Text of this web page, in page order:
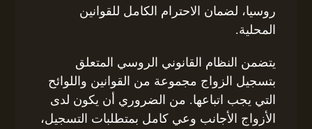
روسيا، لضمان الاحترام الكامل للقوانين
المحلية.
يتضمن النظام القانوني الروسي المتعلق
بتسجيل الزواج مجموعة من القوانين واللوائح
التي يجب اتباعها. من الضروري أن يكون لدى
الأزواج الأجانب وعي كامل بمتطلبات التسجيل،